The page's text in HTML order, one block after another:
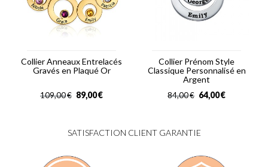
Collier Anneaux Entrelacés
Gravés en Plaqué Or
€
109,00 €
89,00
Collier Prénom Style
Classique Personnalisé en
Argent
€
84,00 €
64,00
SATISFACTION CLIENT GARANTIE